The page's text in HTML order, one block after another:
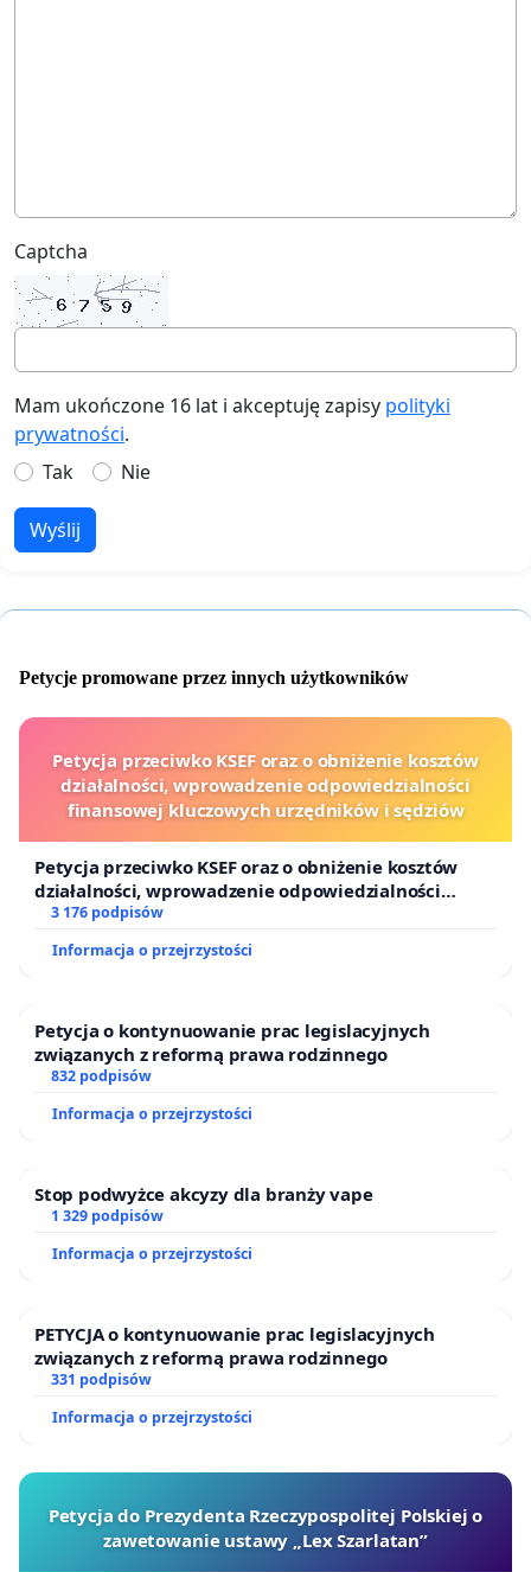
Captcha
Mam ukończone 16 lat i akceptuję zapisy polityki
prywatności.
Tak
Nie
Wyślij
Petycje promowane przez innych użytkowników
Petycja przeciwko KSEF oraz o obniżenie kosztów
działalności, wprowadzenie odpowiedzialności
finansowej kluczowych urzędników i sędziów
Petycja przeciwko KSEF oraz o obniżenie kosztów
działalności, wprowadzenie odpowiedzialności
finansowej kluczowych urzędników i sędziów
3 176 podpisów
Informacja o przejrzystości
Petycja o kontynuowanie prac legislacyjnych
związanych z reformą prawa rodzinnego
832 podpisów
Informacja o przejrzystości
Stop podwyżce akcyzy dla branży vape
1 329 podpisów
Informacja o przejrzystości
PETYCJA o kontynuowanie prac legislacyjnych
związanych z reformą prawa rodzinnego
331 podpisów
Informacja o przejrzystości
Petycja do Prezydenta Rzeczypospolitej Polskiej o
zawetowanie ustawy „Lex Szarlatan”